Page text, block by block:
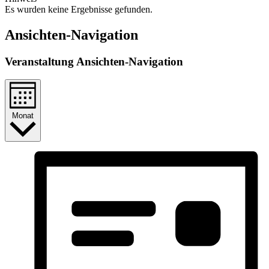
Es wurden keine Ergebnisse gefunden.
Ansichten-Navigation
Veranstaltung Ansichten-Navigation
Monat